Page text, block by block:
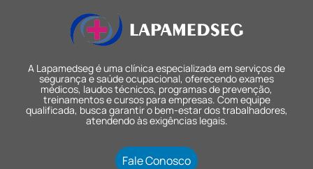
A Lapamedseg é uma clínica especializada em serviços de
segurança e saúde ocupacional, oferecendo exames
médicos, laudos técnicos, programas de prevenção,
treinamentos e cursos para empresas. Com equipe
qualificada, busca garantir o bem-estar dos trabalhadores,
atendendo às exigências legais.
Fale Conosco